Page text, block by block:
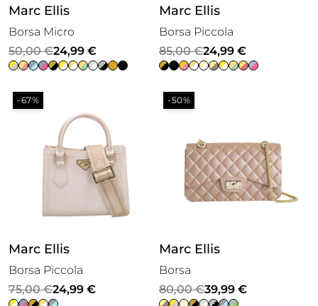
Marc Ellis
Borsa Micro
50,00€
Il
prezzo
originale
era:
24,99 €
Il
prezzo
attuale
è:
Marc Ellis
Borsa Piccola
85,00€
Il
prezzo
originale
era:
24,99 €
Il
prezzo
attuale
è:
-67%
Marc Ellis
Borsa Piccola
75,00€
Il
24,99 €
Il
-50%
Marc Ellis
Borsa
80,00€
Il
39,99 €
Il